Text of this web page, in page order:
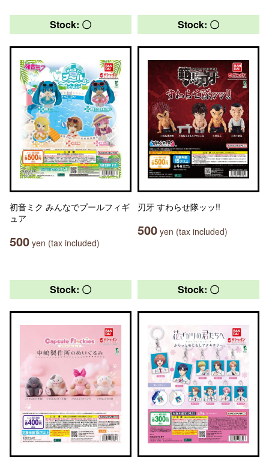
Stock: 〇
初音ミク みんなでプールフィギ
ュア
500 yen (tax included)
Stock: 〇
刃牙 すわらせ隊ッッ!!
500 yen (tax included)
Stock: 〇 Stock: 〇